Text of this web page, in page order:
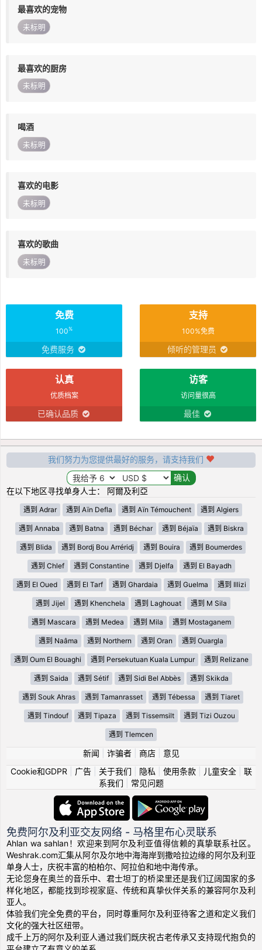
最喜欢的宠物
未标明
最喜欢的厨房
未标明
喝酒
未标明
喜欢的电影
未标明
喜欢的歌曲
未标明
免费
100%
免费服务
支持
100%免费
倾听的管理员
认真
优质档案
已确认品质
访客
访问量很高
最佳
我们努力为您提供最好的服务，请支持我们
在以下地区寻找单身人士： 阿爾及利亞
遇到 Adrar 遇到 Aïn Defla 遇到 Aïn Témouchent 遇到 Algiers
遇到 Annaba 遇到 Batna 遇到 Béchar 遇到 Béjaïa 遇到 Biskra
遇到 Blida 遇到 Bordj Bou Arréridj 遇到 Bouira 遇到 Boumerdes
遇到 Chlef 遇到 Constantine 遇到 Djelfa 遇到 El Bayadh
遇到 El Oued 遇到 El Tarf 遇到 Ghardaia 遇到 Guelma 遇到 Illizi
遇到 Jijel 遇到 Khenchela 遇到 Laghouat 遇到 M Sila
遇到 Mascara 遇到 Medea 遇到 Mila 遇到 Mostaganem
遇到 Naâma 遇到 Northern 遇到 Oran 遇到 Ouargla
遇到 Oum El Bouaghi 遇到 Persekutuan Kuala Lumpur 遇到 Relizane
遇到 Saida 遇到 Sétif 遇到 Sidi Bel Abbès 遇到 Skikda
遇到 Souk Ahras 遇到 Tamanrasset 遇到 Tébessa 遇到 Tiaret
遇到 Tindouf 遇到 Tipaza 遇到 Tissemsilt 遇到 Tizi Ouzou
遇到 Tlemcen
新闻 诈骗者| 商店| 意见
Cookie和GDPR
广告| 关于我们 隐私 使用条款| 儿童安全| 联
系我们
常见问题
免费阿尔及利亚交友网络 - 马格里布心灵联系
Ahlan wa sahlan！欢迎来到阿尔及利亚值得信赖的真挚联系社区。
Weshrak.com汇集从阿尔及尔地中海海岸到撒哈拉边缘的阿尔及利亚
单身人士，庆祝丰富的柏柏尔、阿拉伯和地中海传承。
无论您身在奥兰的音乐中、君士坦丁的桥梁里还是我们辽阔国家的多
样化地区，都能找到珍视家庭、传统和真挚伙伴关系的兼容阿尔及利
亚人。
体验我们完全免费的平台，同时尊重阿尔及利亚待客之道和定义我们
文化的强大社区纽带。
成千上万的阿尔及利亚人通过我们既庆祝古老传承又支持现代抱负的